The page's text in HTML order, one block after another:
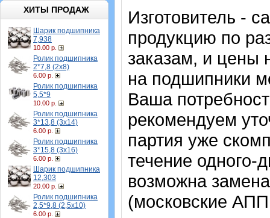
ХИТЫ ПРОДАЖ
Шарик подшипника
7,938
10.00 р.
Ролик подшипника
2*7,8 (2х8)
6.00 р.
Ролик подшипника
5,5*9
10.00 р.
Ролик подшипника
3*13,8 (3х14)
6.00 р.
Ролик подшипника
3*15,8 (3х16)
6.00 р.
Шарик подшипника
12,303
20.00 р.
Ролик подшипника
2,5*9,8 (2,5х10)
6.00 р.
Изготовитель -
продукцию по
заказам, и цены
на подшипники
Ваша
рекомендуем
партия уже
течение одного-
возможна
(московские